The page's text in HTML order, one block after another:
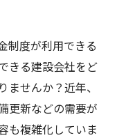
制度が利用できる
きる建設会社をど
ませんか？近年、
更新などの需要が
も複雑化していま